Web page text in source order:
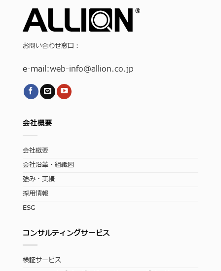
お問い合わせ窓口：
e-mail:web-info@allion.co.jp
会社概要
会社概要
会社沿革・組織図
強み・実績
採用情報
ESG
コンサルティングサービス
検証サービス